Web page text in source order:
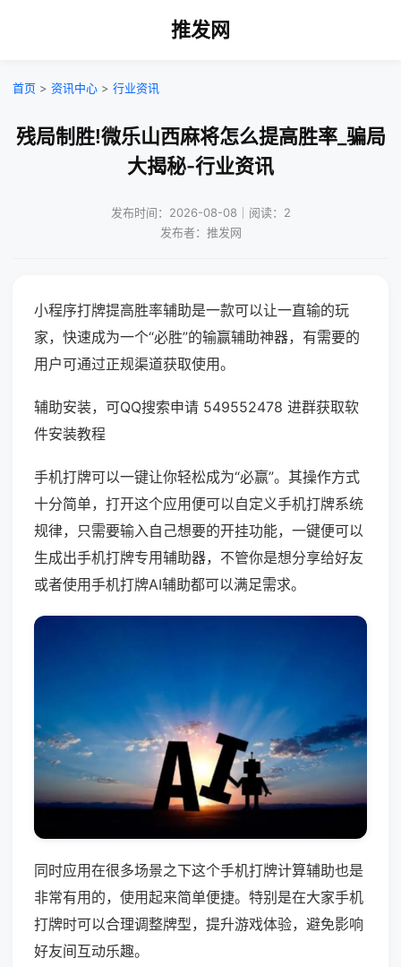
推发网
首页 > 资讯中心 > 行业资讯
残局制胜!微乐山西麻将怎么提高胜率_骗局
大揭秘-行业资讯
发布时间：2026-08-08｜阅读：2
发布者：推发网
小程序打牌提高胜率辅助是一款可以让一直输的玩
家，快速成为一个“必胜”的输赢辅助神器，有需要的
用户可通过正规渠道获取使用。
辅助安装，可QQ搜索申请 549552478 进群获取软
件安装教程
手机打牌可以一键让你轻松成为“必赢”。其操作方式
十分简单，打开这个应用便可以自定义手机打牌系统
规律，只需要输入自己想要的开挂功能，一键便可以
生成出手机打牌专用辅助器，不管你是想分享给好友
或者使用手机打牌AI辅助都可以满足需求。
同时应用在很多场景之下这个手机打牌计算辅助也是
非常有用的，使用起来简单便捷。特别是在大家手机
打牌时可以合理调整牌型，提升游戏体验，避免影响
好友间互动乐趣。